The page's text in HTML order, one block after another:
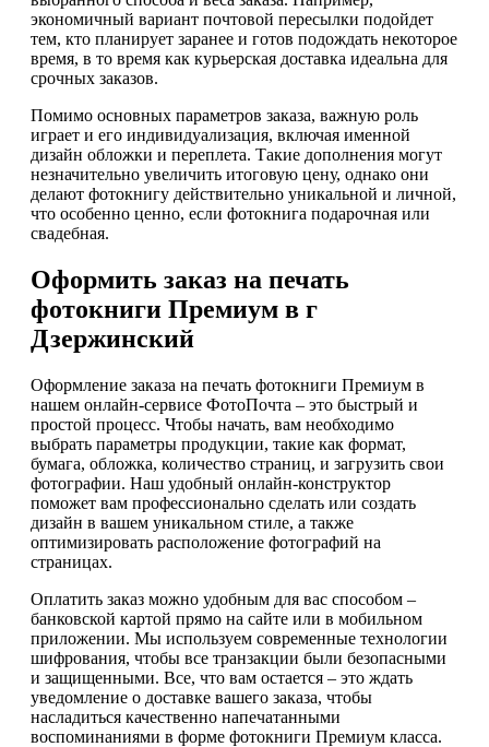
экономичный вариант почтовой пересылки подойдет
тем, кто планирует заранее и готов подождать некоторое
время, в то время как курьерская доставка идеальна для
срочных заказов.
Помимо основных параметров заказа, важную роль
играет и его индивидуализация, включая именной
дизайн обложки и переплета. Такие дополнения могут
незначительно увеличить итоговую цену, однако они
делают фотокнигу действительно уникальной и личной,
что особенно ценно, если фотокнига подарочная или
свадебная.
Оформить заказ на печать
фотокниги Премиум в г
Дзержинский
Оформление заказа на печать фотокниги Премиум в
нашем онлайн-сервисе ФотоПочта – это быстрый и
простой процесс. Чтобы начать, вам необходимо
выбрать параметры продукции, такие как формат,
бумага, обложка, количество страниц, и загрузить свои
фотографии. Наш удобный онлайн-конструктор
поможет вам профессионально сделать или создать
дизайн в вашем уникальном стиле, а также
оптимизировать расположение фотографий на
страницах.
Оплатить заказ можно удобным для вас способом –
банковской картой прямо на сайте или в мобильном
приложении. Мы используем современные технологии
шифрования, чтобы все транзакции были безопасными
и защищенными. Все, что вам остается – это ждать
уведомление о доставке вашего заказа, чтобы
насладиться качественно напечатанными
воспоминаниями в форме фотокниги Премиум класса.